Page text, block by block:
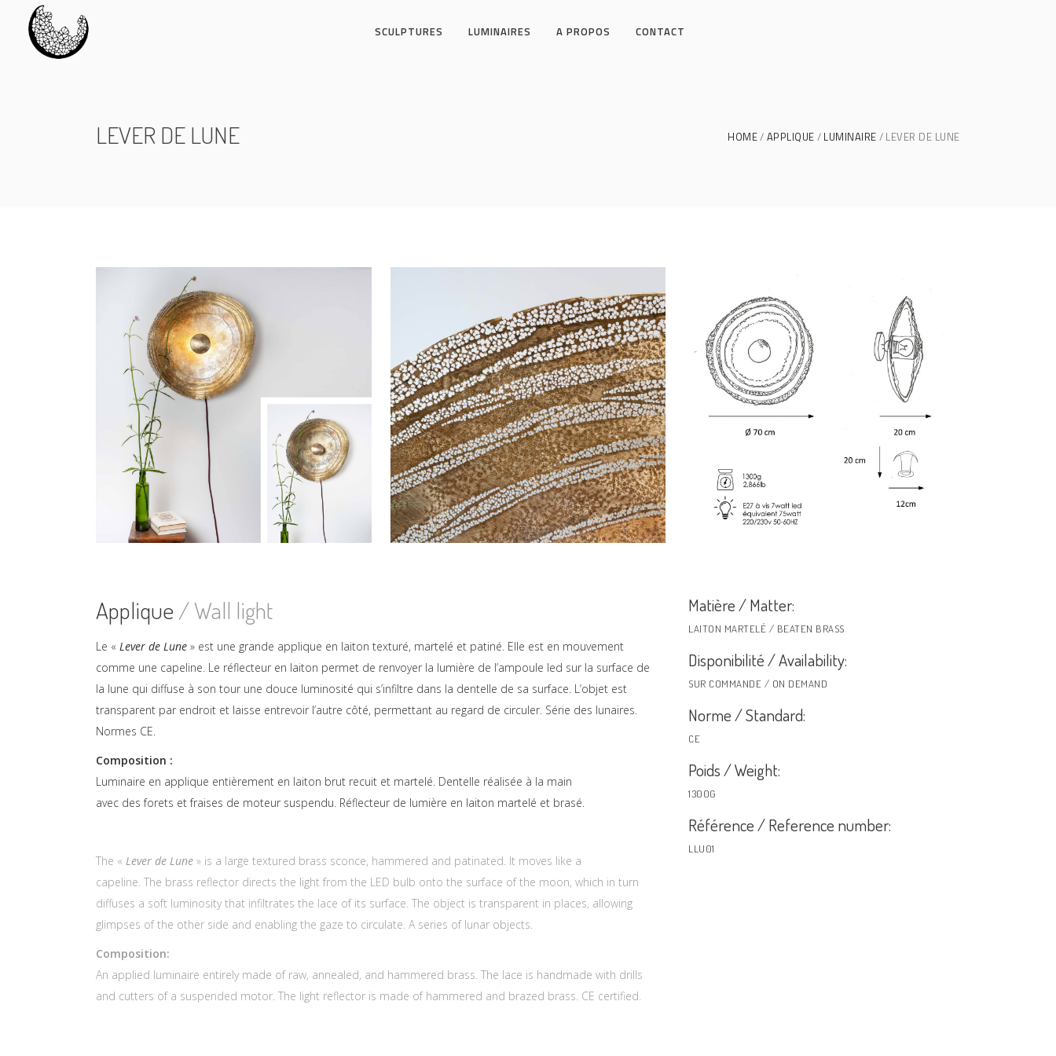
SCULPTURES LUMINAIRES A PROPOS CONTACT
LEVER DE LUNE HOME APPLIQUE LUMINAIRE LEVER DE LUNE
Applique / Wall light
Le « Lever de Lune » est une grande applique en laiton texturé, martelé et patiné. Elle est en mouvement
comme une capeline. Le réflecteur en laiton permet de renvoyer la lumière de l’ampoule led sur la surface de
la lune qui diffuse à son tour une douce luminosité qui s’infiltre dans la dentelle de sa surface. L’objet est
transparent par endroit et laisse entrevoir l’autre côté, permettant au regard de circuler. Série des lunaires.
Normes CE.
Composition :
Luminaire en applique entièrement en laiton brut recuit et martelé. Dentelle réalisée à la main
avec des forets et fraises de moteur suspendu. Réflecteur de lumière en laiton martelé et brasé.
The « Lever de Lune » is a large textured brass sconce, hammered and patinated. It moves like a
capeline. The brass reflector directs the light from the LED bulb onto the surface of the moon, which in turn
diffuses a soft luminosity that infiltrates the lace of its surface. The object is transparent in places, allowing
glimpses of the other side and enabling the gaze to circulate. A series of lunar objects.
Composition:
An applied luminaire entirely made of raw, annealed, and hammered brass. The lace is handmade with drills
and cutters of a suspended motor. The light reflector is made of hammered and brazed brass. CE certified.
Matière / Matter:
LAITON MARTELÉ / BEATEN BRASS
Disponibilité / Availability:
SUR COMMANDE / ON DEMAND
Norme / Standard:
CE
Poids / Weight:
1300G
Référence / Reference number:
LLU01